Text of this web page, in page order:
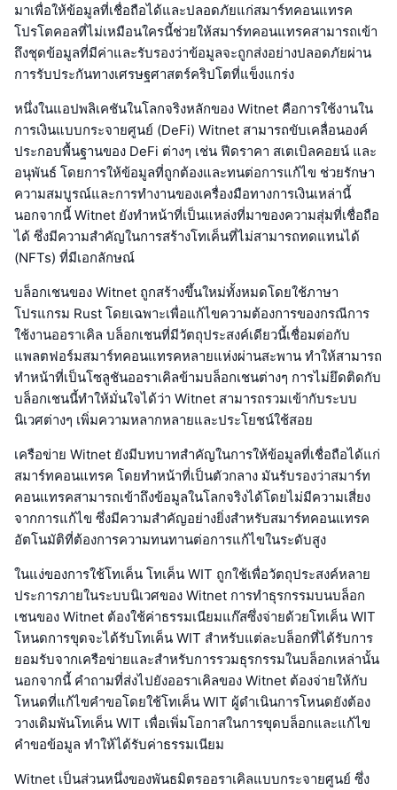
มาเพื่อให้ข้อมูลที่เชื่อถือได้และปลอดภัยแก่สมาร์ทคอนแทรค
โปรโตคอลที่ไม่เหมือนใครนี้ช่วยให้สมาร์ทคอนแทรคสามารถเข้า
ถึงชุดข้อมูลที่มีค่าและรับรองว่าข้อมูลจะถูกส่งอย่างปลอดภัยผ่าน
การรับประกันทางเศรษฐศาสตร์คริปโตที่แข็งแกร่ง
หนึ่งในแอปพลิเคชันในโลกจริงหลักของ Witnet คือการใช้งานใน
การเงินแบบกระจายศูนย์ (DeFi) Witnet สามารถขับเคลื่อนองค์
ประกอบพื้นฐานของ DeFi ต่างๆ เช่น ฟีดราคา สเตเบิลคอยน์ และ
อนุพันธ์ โดยการให้ข้อมูลที่ถูกต้องและทนต่อการแก้ไข ช่วยรักษา
ความสมบูรณ์และการทำงานของเครื่องมือทางการเงินเหล่านี้
นอกจากนี้ Witnet ยังทำหน้าที่เป็นแหล่งที่มาของความสุ่มที่เชื่อถือ
ได้ ซึ่งมีความสำคัญในการสร้างโทเค็นที่ไม่สามารถทดแทนได้
(NFTs) ที่มีเอกลักษณ์
บล็อกเชนของ Witnet ถูกสร้างขึ้นใหม่ทั้งหมดโดยใช้ภาษา
โปรแกรม Rust โดยเฉพาะเพื่อแก้ไขความต้องการของกรณีการ
ใช้งานออราเคิล บล็อกเชนที่มีวัตถุประสงค์เดียวนี้เชื่อมต่อกับ
แพลตฟอร์มสมาร์ทคอนแทรคหลายแห่งผ่านสะพาน ทำให้สามารถ
ทำหน้าที่เป็นโซลูชันออราเคิลข้ามบล็อกเชนต่างๆ การไม่ยึดติดกับ
บล็อกเชนนี้ทำให้มั่นใจได้ว่า Witnet สามารถรวมเข้ากับระบบ
นิเวศต่างๆ เพิ่มความหลากหลายและประโยชน์ใช้สอย
เครือข่าย Witnet ยังมีบทบาทสำคัญในการให้ข้อมูลที่เชื่อถือได้แก่
สมาร์ทคอนแทรค โดยทำหน้าที่เป็นตัวกลาง มันรับรองว่าสมาร์ท
คอนแทรคสามารถเข้าถึงข้อมูลในโลกจริงได้โดยไม่มีความเสี่ยง
จากการแก้ไข ซึ่งมีความสำคัญอย่างยิ่งสำหรับสมาร์ทคอนแทรค
อัตโนมัติที่ต้องการความทนทานต่อการแก้ไขในระดับสูง
ในแง่ของการใช้โทเค็น โทเค็น WIT ถูกใช้เพื่อวัตถุประสงค์หลาย
ประการภายในระบบนิเวศของ Witnet การทำธุรกรรมบนบล็อก
เชนของ Witnet ต้องใช้ค่าธรรมเนียมแก๊สซึ่งจ่ายด้วยโทเค็น WIT
โหนดการขุดจะได้รับโทเค็น WIT สำหรับแต่ละบล็อกที่ได้รับการ
ยอมรับจากเครือข่ายและสำหรับการรวมธุรกรรมในบล็อกเหล่านั้น
นอกจากนี้ คำถามที่ส่งไปยังออราเคิลของ Witnet ต้องจ่ายให้กับ
โหนดที่แก้ไขคำขอโดยใช้โทเค็น WIT ผู้ดำเนินการโหนดยังต้อง
วางเดิมพันโทเค็น WIT เพื่อเพิ่มโอกาสในการขุดบล็อกและแก้ไข
คำขอข้อมูล ทำให้ได้รับค่าธรรมเนียม
Witnet เป็นส่วนหนึ่งของพันธมิตรออราเคิลแบบกระจายศูนย์ ซึ่ง